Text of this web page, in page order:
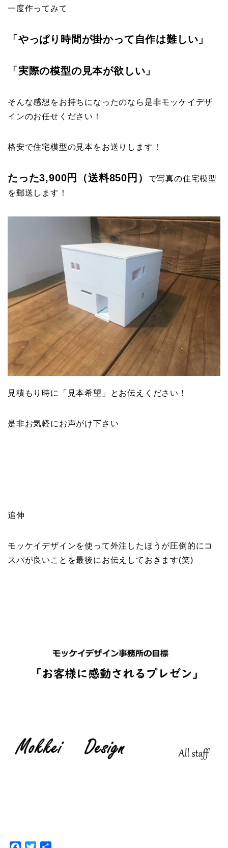
一度作ってみて
「やっぱり時間が掛かって自作は難しい」
「実際の模型の見本が欲しい」
そんな感想をお持ちになったのなら是非モッケイデザ
インのお任せください！
格安で住宅模型の見本をお送りします！
たった3,900円（送料850円）
で写真の住宅模型
を郵送します！
見積もり時に「見本希望」とお伝えください！
是非お気軽にお声がけ下さい
追伸
モッケイデザインを使って外注したほうが圧倒的にコ
スパが良いことを最後にお伝えしておきます(笑)